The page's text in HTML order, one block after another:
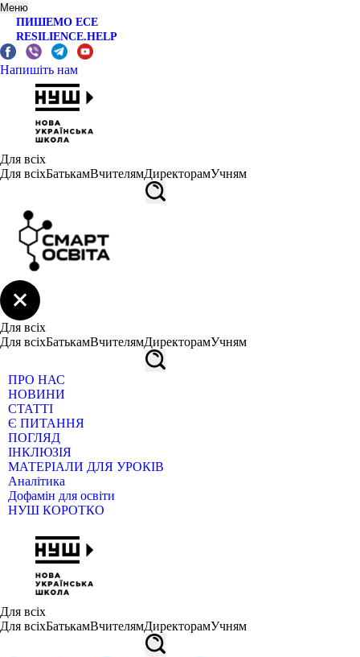
Меню
ПИШЕМО ЕСЕ
RESILIENCE.HELP
Напишіть нам
Для всіх
Для всіхБатькамВчителямДиректорамУчням
Для всіх
Для всіхБатькамВчителямДиректорамУчням
ПРО НАС
НОВИНИ
СТАТТІ
Є ПИТАННЯ
ПОГЛЯД
ІНКЛЮЗІЯ
МАТЕРІАЛИ ДЛЯ УРОКІВ
Аналітика
Дофамін для освіти
НУШ КОРОТКО
Для всіх
Для всіхБатькамВчителямДиректорамУчням